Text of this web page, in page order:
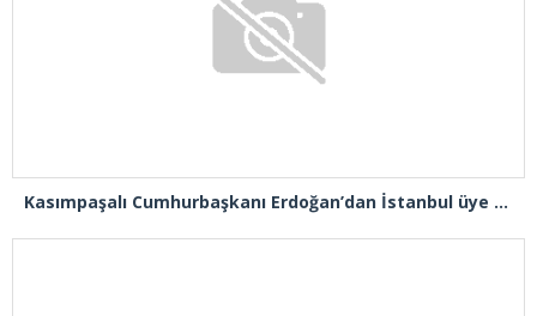
Kasımpaşalı Cumhurbaşkanı Erdoğan’dan İstanbul üye birincisi Beyoğlu İlçe Başkanı Kasım Fırat’a plaket